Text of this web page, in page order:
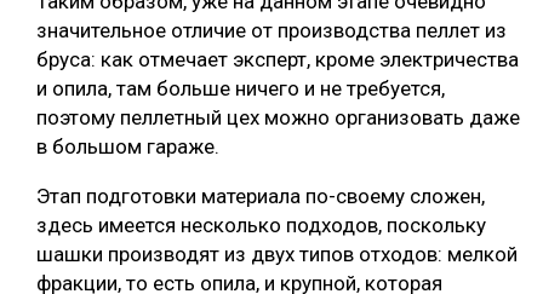
значительное отличие от производства пеллет из
бруса: как отмечает эксперт, кроме электричества
и опила, там больше ничего и не требуется,
поэтому пеллетный цех можно организовать даже
в большом гараже.
Этап подготовки материала по-своему сложен,
здесь имеется несколько подходов, поскольку
шашки производят из двух типов отходов: мелкой
фракции, то есть опила, и крупной, которая